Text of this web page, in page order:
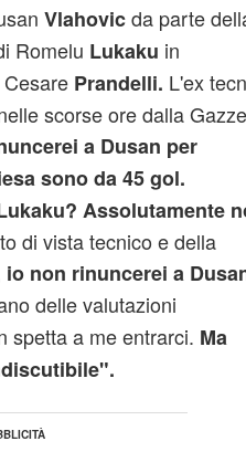
Vlahovicda parte
Romelu Lukaku in
Prandelli. L'ex
scorse ore dalla
a Dusan per
sono da 45 gol.
Assolutamente
di vista tecnico e della
io non rinuncerei a
delle valutazioni
spetta a me entrarci. Ma